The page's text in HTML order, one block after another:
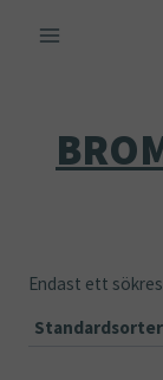
Endast ett